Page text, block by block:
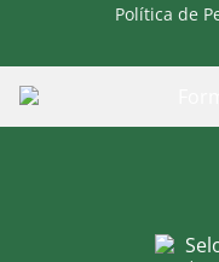
Política de